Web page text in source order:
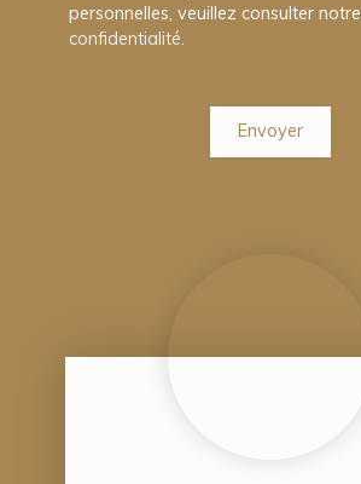
personnelles, veuillez consulter notre
confidentialité.
Envoyer